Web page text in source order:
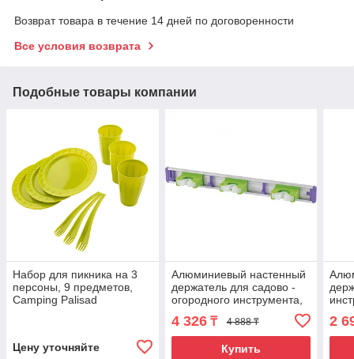
Возврат товара в течение 14 дней по договоренности
Все условия возврата
Подобные товары компании
Набор для пикника на 3
персоны, 9 предметов,
Camping Palisad
Цену уточняйте
Алюминиевый настенный
держатель для садово -
огородного инструмента,
3 ячейки, 3 крюка, Palisad
4 326₸ 4 888 ₸
Купить
2